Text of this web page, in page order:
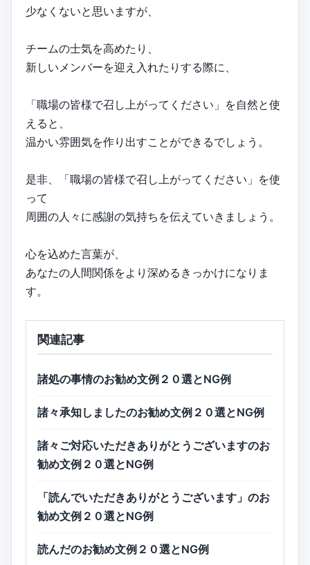
少なくないと思いますが、
チームの士気を高めたり、
新しいメンバーを迎え入れたりする際に、
「職場の皆様で召し上がってください」を自然と使
えると、
温かい雰囲気を作り出すことができるでしょう。
是非、「職場の皆様で召し上がってください」を使
って
周囲の人々に感謝の気持ちを伝えていきましょう。
心を込めた言葉が、
あなたの人間関係をより深めるきっかけになりま
す。
関連記事
諸処の事情のお勧め文例２０選とNG例
諸々承知しましたのお勧め文例２０選とNG例
諸々ご対応いただきありがとうございますのお
勧め文例２０選とNG例
「読んでいただきありがとうございます」のお
勧め文例２０選とNG例
読んだのお勧め文例２０選とNG例